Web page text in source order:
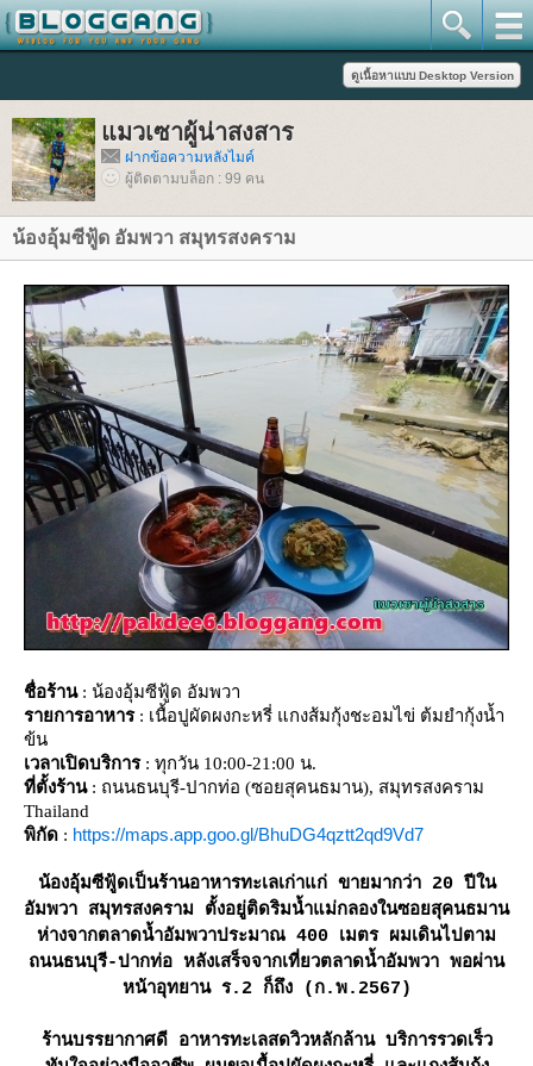
มวเซาผู้น่าสงสาร
ฝากข้อความหลังไมค์
ผู้ติดตามบล็อก : 99 คน
น้องอุ้มซีฟู้ด อัมพวา สมุทรสงคราม
ชื่อร้าน: น้องอุ้มซีฟู้ด อัมพวา
รายการอาหาร: เนื้อปูผัดผงกะหรี่ แกงส้มกุ้งชะอมไข่ ต้มยำกุ้งน้ำ
ข้น
เวลาเปิดบริการ: ทุกวัน 10:00-21:00 น.
ที่ตั้งร้าน: ถนนธนบุรี-ปากท่อ (ซอยสุคนธมาน), สมุทรสงคราม
Thailand
พิกัด : https://maps.app.goo.gl/BhuDG4qztt2qd9Vd7
น้องอุ้มซีฟู้ดเป็นร้านอาหารทะเลเก่าแก่ ขายมากว่า 20 ปีใน
อัมพวา สมุทรสงคราม ตั้งอยู่ติดริมน้ำแม่กลองในซอยสุคนธมาน
ห่างจากตลาดน้ำอัมพวาประมาณ 400 เมตร ผมเดินไปตาม
ถนนธนบุรี-ปากท่อ หลังเสร็จจากเที่ยวตลาดน้ำอัมพวา พอผ่าน
หน้าอุทยาน ร.2 ก็ถึง (ก.พ.2567)
ร้านบรรยากาศดี อาหารทะเลสดวิวหลักล้าน บริการรวดเร็ว